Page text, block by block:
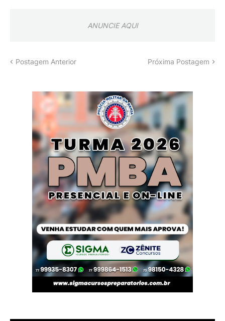
ANUNCIE AQUI
Postagem Anterior Próxima Postagem